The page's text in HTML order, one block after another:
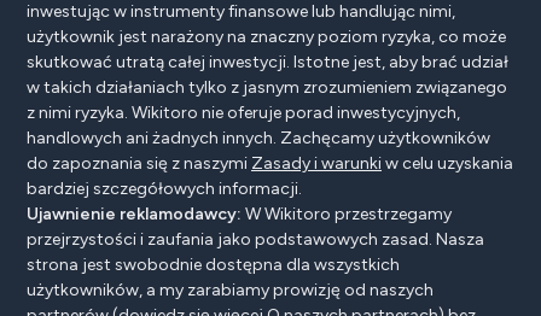
inwestując w instrumenty finansowe lub handlując nimi,
użytkownik jest narażony na znaczny poziom ryzyka, co może
skutkować utratą całej inwestycji. Istotne jest, aby brać udział
w takich działaniach tylko z jasnym zrozumieniem związanego
z nimi ryzyka. Wikitoro nie oferuje porad inwestycyjnych,
handlowych ani żadnych innych. Zachęcamy użytkowników
do zapoznania się z naszymi Zasady i warunkiw celu uzyskania
bardziej szczegółowych informacji.
Ujawnienie reklamodawcy: W Wikitoro przestrzegamy
przejrzystości i zaufania jako podstawowych zasad. Nasza
strona jest swobodnie dostępna dla wszystkich
użytkowników, a my zarabiamy prowizję od naszych